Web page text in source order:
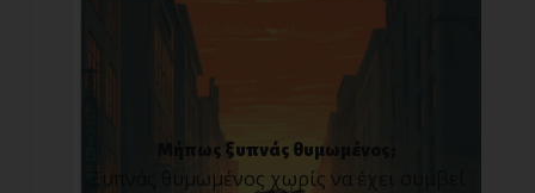
Μήπως ξυπνάς θυμωμένος;
Ξυπνάς θυμωμένος χωρίς να έχει συμβεί